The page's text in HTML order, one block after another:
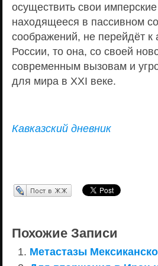
осуществить свои
находящееся в пассивном
соображений, не перейдёт
России, то она, со своей
современным вызовам и
для мира в XXI веке.
Кавказский дневник
Перепост в ЖЖ
Похожие Записи
Метастазы